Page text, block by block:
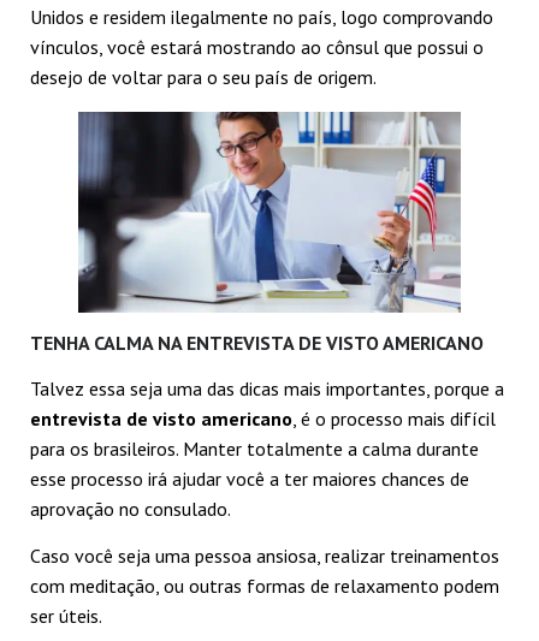
Unidos e residem ilegalmente no país, logo comprovando
vínculos, você estará mostrando ao cônsul que possui o
desejo de voltar para o seu país de origem.
TENHA CALMA NA ENTREVISTA DE VISTO AMERICANO
Talvez essa seja uma das dicas mais importantes, porque a
entrevista de visto americano , é o processo mais difícil
para os brasileiros. Manter totalmente a calma durante
esse processo irá ajudar você a ter maiores chances de
aprovação no consulado.
Caso você seja uma pessoa ansiosa, realizar treinamentos
com meditação, ou outras formas de relaxamento podem
ser úteis.